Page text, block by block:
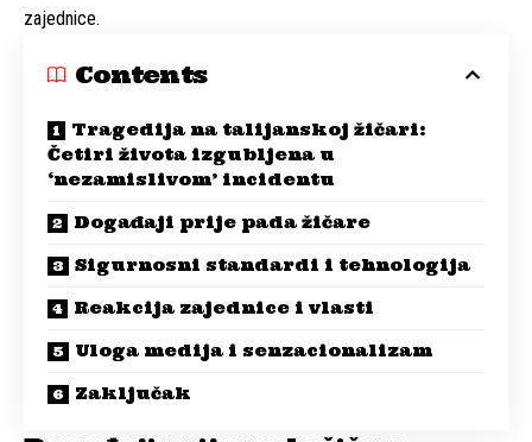
zajednice.
Contents
Tragedija na talijanskoj žičari:
Četiri života izgubljena u
‘nezamislivom’ incidentu
Događaji prije pada žičare
Sigurnosni standardi i tehnologija
Reakcija zajednice i vlasti
Uloga medija i senzacionalizam
Zaključak